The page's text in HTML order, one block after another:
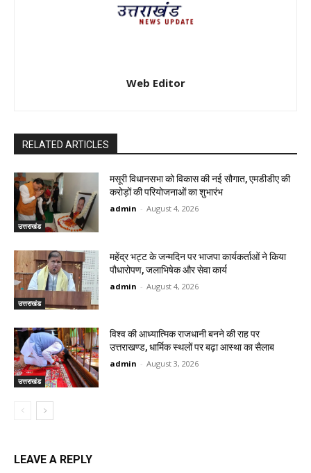
Web Editor
RELATED ARTICLES
उत्तराखंड
मसूरी विधानसभा को विकास की नई सौगात, एमडीडीए की
करोड़ों की परियोजनाओं का शुभारंभ
admin - August 4, 2026
उत्तराखंड
महेंद्र भट्ट के जन्मदिन पर भाजपा कार्यकर्ताओं ने किया
पौधारोपण, जलाभिषेक और सेवा कार्य
admin - August 4, 2026
उत्तराखंड
विश्व की आध्यात्मिक राजधानी बनने की राह पर
उत्तराखण्ड, धार्मिक स्थलों पर बढ़ा आस्था का सैलाब
admin - August 3, 2026
LEAVE A REPLY